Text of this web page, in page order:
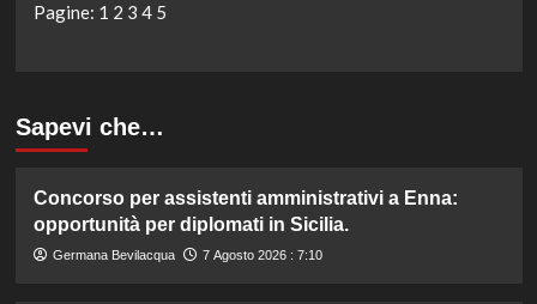
Pagine: 1 2 3 4 5
Sapevi che…
Concorso per assistenti amministrativi a Enna:
opportunità per diplomati in Sicilia.
Germana Bevilacqua 7 Agosto 2026 : 7:10